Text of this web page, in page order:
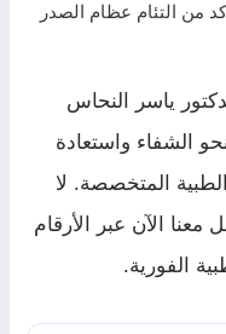
من التئام عظام الصدر
ياسر النحاس
الشفاء واستعادة
المتخصصة. لا
الآن عبر الأرقام
الفورية.